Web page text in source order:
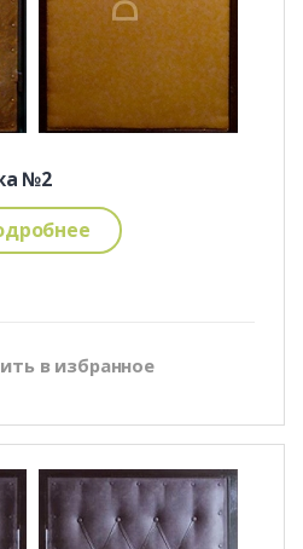
№2
в избранное